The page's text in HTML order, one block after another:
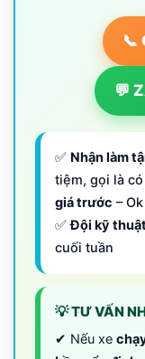
📞
💬
✅ Nhận làm
tiệm, gọi là
giá trước –
✅Đội kỹ
cuối tuần
💡 TƯ VẤN
✔ Nếu xe